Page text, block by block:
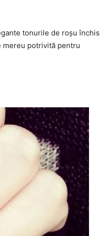
tonurile de roșu închis
mereu potrivită pentru